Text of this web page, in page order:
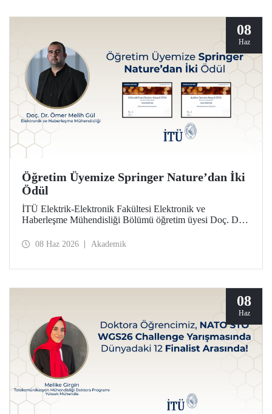
08
Haz
Öğretim Üyemize Springer Nature’dan İki
Ödül
İTÜ Elektrik-Elektronik Fakültesi Elektronik ve
Haberleşme Mühendisliği Bölümü öğretim üyesi Doç. Dr.
“Editor of Distinction Awards” kapsamında iki ödüle layık
08 Haz 2026 Akademik
08
Haz